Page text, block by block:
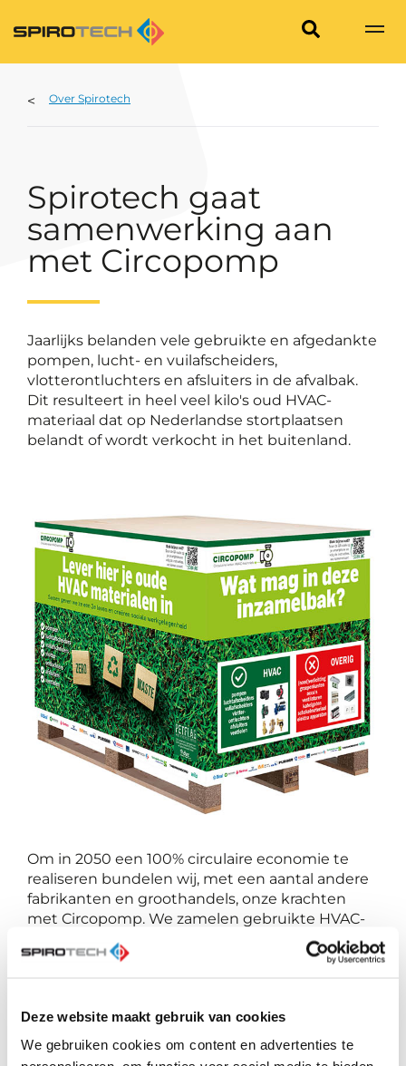
Deze website maakt gebruik van cookies
We gebruiken cookies om content en advertenties te
Over Spirotech
Spirotech gaat
samenwerking aan
met Circopomp
Jaarlijks belanden vele gebruikte en afgedankte
pompen, lucht- en vuilafscheiders,
vlotterontluchters en afsluiters in de afvalbak.
Dit resulteert in heel veel kilo's oud HVAC-
materiaal dat op Nederlandse stortplaatsen
belandt of wordt verkocht in het buitenland.
Om in 2050 een 100% circulaire economie te
realiseren bundelen wij, met een aantal andere
fabrikanten en groothandels, onze krachten
met Circopomp. We zamelen gebruikte HVAC-
materialen in, bij de groothandels en
installateurs aangesloten bij Circopomp, in de
materialen een tweede leven als refurbished
product of we hergebruiken de grondstoffen
voor het maken van nieuwe producten